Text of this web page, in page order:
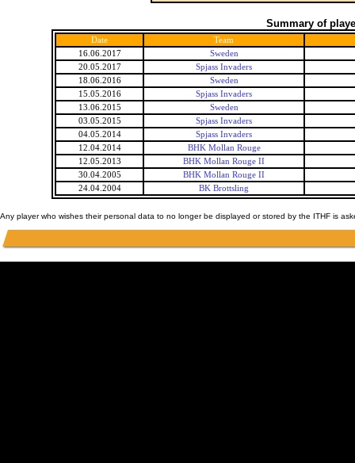
Summary of
Date
Team
16.06.2017
Sweden
20.05.2017
Spjass Invaders
18.06.2016
Sweden
15.05.2016
Spjass Invaders
13.06.2015
Sweden
03.05.2015
Spjass Invaders
04.05.2014
Spjass Invaders
12.04.2014
BHK Mollan Rouge
12.05.2013
BHK Mollan Rouge II
30.04.2005
BHK Mollan Rouge II
24.04.2004
BK Brottsling
Any player who wishes their personal data to no longer be displayed or stored by the ITHF is